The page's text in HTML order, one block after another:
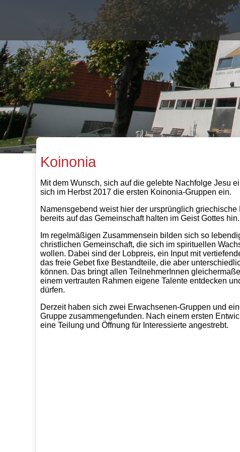
Koinonia
Mit dem Wunsch, sich auf die gelebte Nachfolge Jesu
sich im Herbst 2017 die ersten Koinonia-Gruppen ein.
Namensgebend weist hier der ursprünglich griechische
bereits auf das Gemeinschaft halten im Geist Gottes hin.
Im regelmäßigen Zusammensein bilden sich so
christlichen Gemeinschaft, die sich im spirituellen
wollen. Dabei sind der Lobpreis, ein Input mit
das freie Gebet fixe Bestandteile, die aber
können. Das bringt allen TeilnehmerInnen
einem vertrauten Rahmen eigene Talente entdecken
dürfen.
Derzeit haben sich zwei Erwachsenen-Gruppen und
Gruppe zusammengefunden. Nach einem ersten
eine Teilung und Öffnung für Interessierte angestrebt.